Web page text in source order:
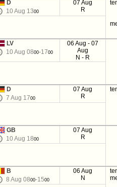
D
10 Aug 1300
07 Aug
R
LV
10 Aug 0800-1700
06 Aug - 07
Aug
N - R
D
7 Aug 1700
07 Aug
R
GB
10 Aug 1800
07 Aug
R
B
8 Aug 0800-1500
06 Aug
N